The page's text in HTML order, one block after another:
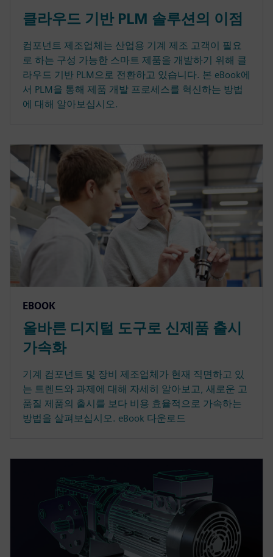
클라우드 기반 PLM 솔루션의 이점
컴포넌트 제조업체는 산업용 기계 제조 고객이 필요
로 하는 구성 가능한 스마트 제품을 개발하기 위해 클
라우드 기반 PLM으로 전환하고 있습니다. 본 eBook에
서 PLM을 통해 제품 개발 프로세스를 혁신하는 방법
에 대해 알아보십시오.
EBOOK
올바른 디지털 도구로 신제품 출시
가속화
기계 컴포넌트 및 장비 제조업체가 현재 직면하고 있
는 트렌드와 과제에 대해 자세히 알아보고, 새로운 고
품질 제품의 출시를 보다 비용 효율적으로 가속하는
방법을 살펴보십시오. eBook 다운로드